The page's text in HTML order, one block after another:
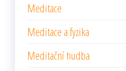
Meditace
Meditace a fyzika
Meditační hudba